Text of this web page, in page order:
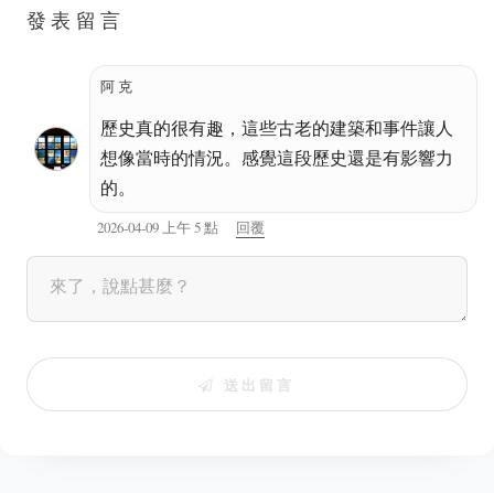
發表留言
阿克
歷史真的很有趣，這些古老的建築和事件讓人
想像當時的情況。感覺這段歷史還是有影響力
的。
2026-04-09 上午 5 點 回覆
送出留言